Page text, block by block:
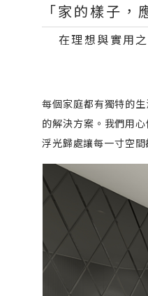
「家的樣子，
在理想與實用
每個家庭都有獨特的
的解決方案。我們用
浮光歸處讓每一寸空